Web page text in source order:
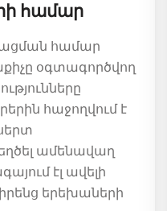
համար
համար
օգտագործվող
հաջողվում է
ամենավաղ
էլ ավելի
երեխաների